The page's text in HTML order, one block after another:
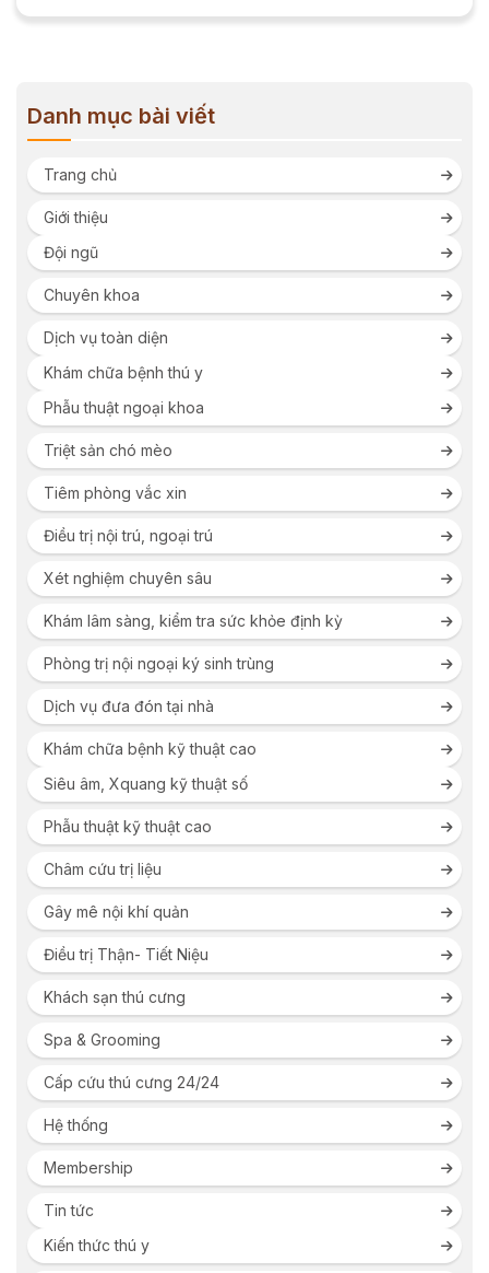
Danh mục bài viết
Trang chủ
Giới thiệu
Đội ngũ
Chuyên khoa
Dịch vụ toàn diện
Khám chữa bệnh thú y
Phẫu thuật ngoại khoa
Triệt sản chó mèo
Tiêm phòng vắc xin
Điều trị nội trú, ngoại trú
Xét nghiệm chuyên sâu
Khám lâm sàng, kiểm tra sức khỏe định kỳ
Phòng trị nội ngoại ký sinh trùng
Dịch vụ đưa đón tại nhà
Khám chữa bệnh kỹ thuật cao
Siêu âm, Xquang kỹ thuật số
Phẫu thuật kỹ thuật cao
Châm cứu trị liệu
Gây mê nội khí quản
Điều trị Thận- Tiết Niệu
Khách sạn thú cưng
Spa & Grooming
Cấp cứu thú cưng 24/24
Hệ thống
Membership
Tin tức
Kiến thức thú y